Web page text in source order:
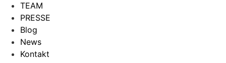
TEAM
PRESSE
Blog
News
Kontakt